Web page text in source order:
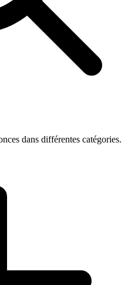
dans différentes catégories.